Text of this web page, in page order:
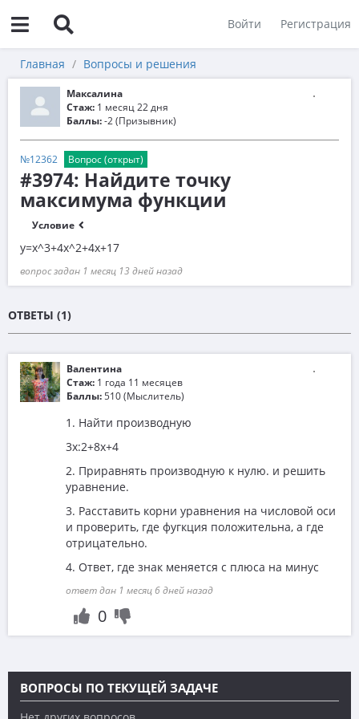
Войти Регистрация
Главная Вопросы и решения
Максалина
Стаж: 1 месяц 22 дня
Баллы:-2 (Призывник)
№12362 Вопрос (открыт)
#3974: Найдите точку
максимума функции
Условие
y=x^3+4x^2+4x+17
вопрос задан 1 месяц 13 дней назад
ОТВЕТЫ (1)
Валентина
Стаж: 1 года 11 месяцев
Баллы:510 (Мыслитель)
1. Найти производную
3х:2+8х+4
2. Приравнять производную к нулю. и решить
уравнение.
3. Расставить корни уравнения на числовой оси
и проверить, где фугкция положительна, а где
отрицательно.
4. Ответ, где знак меняется с плюса на минус
ответ дан 1 месяц 6 дней назад
0
ВОПРОСЫ ПО ТЕКУЩЕЙ ЗАДАЧЕ